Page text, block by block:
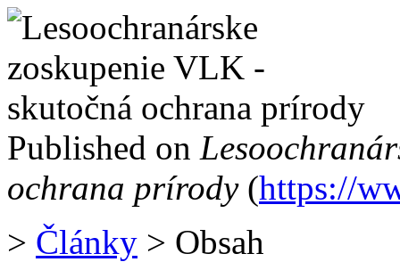
Published on
ochrana prírody(https://
> Články > Obsah